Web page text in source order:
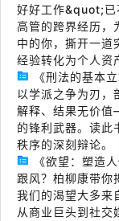
好好工作&quot;已
高管的跨界经历
中的你，撕开一道
经验转化为个人资
《刑法的基本
以学派之争为刃，
解释、结果无价
的锋利武器。读此
秩序的深刻辩论。
《欲望：塑造
跟风？柏柳康带
我们的渴望大多来
从商业巨头到社交